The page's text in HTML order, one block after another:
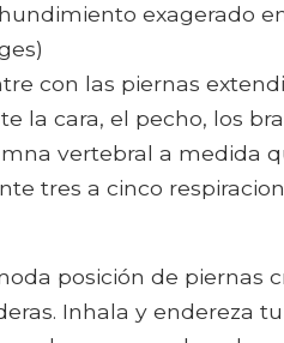
exagerado
con las piernas
la cara, el pecho, los
vertebral a medida
tres a cinco
posición de piernas
Inhala y endereza